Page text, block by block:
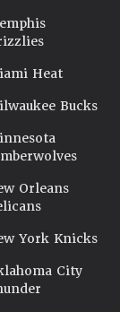
Heat
Bucks
Orleans
York Knicks
City